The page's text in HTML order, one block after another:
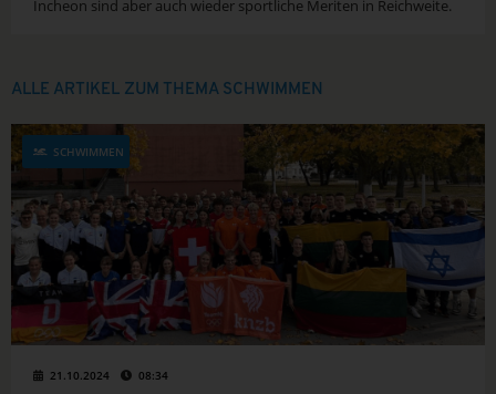
Incheon sind aber auch wieder sportliche Meriten in Reichweite.
ALLE ARTIKEL ZUM THEMA SCHWIMMEN
SCHWIMMEN
21.10.2024 08:34